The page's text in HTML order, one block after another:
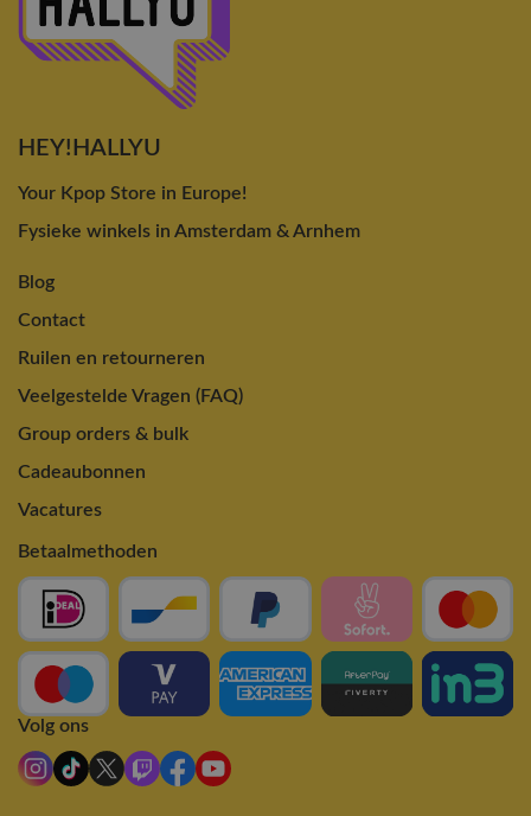
HEY!HALLYU
Your Kpop Store in Europe!
Fysieke winkels in Amsterdam & Arnhem
Blog
Contact
Ruilen en retourneren
Veelgestelde Vragen (FAQ)
Group orders & bulk
Cadeaubonnen
Vacatures
Betaalmethoden
Volg ons